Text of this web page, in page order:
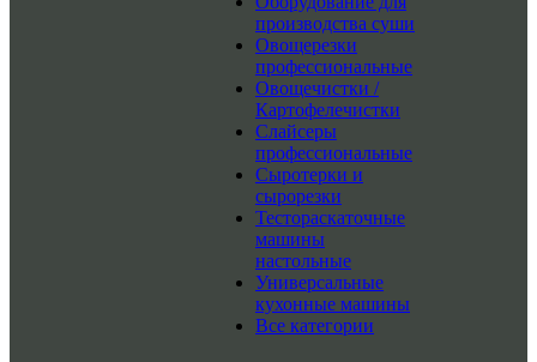
производства суши
Овощерезки
профессиональные
Овощечистки /
Картофелечистки
Слайсеры
профессиональные
Сыротерки и
сырорезки
Тестораскаточные
машины
настольные
Универсальные
кухонные машины
Все категории